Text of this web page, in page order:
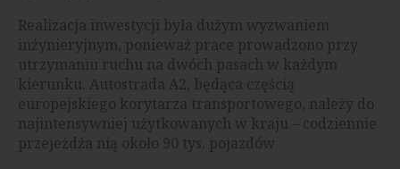
Realizacja inwestycji była dużym wyzwaniem
inżynieryjnym, ponieważ prace prowadzono przy
utrzymaniu ruchu na dwóch pasach w każdym
kierunku. Autostrada A2, będąca częścią
europejskiego korytarza transportowego, należy do
najintensywniej użytkowanych w kraju – codziennie
przejeżdża nią około 90 tys. pojazdów